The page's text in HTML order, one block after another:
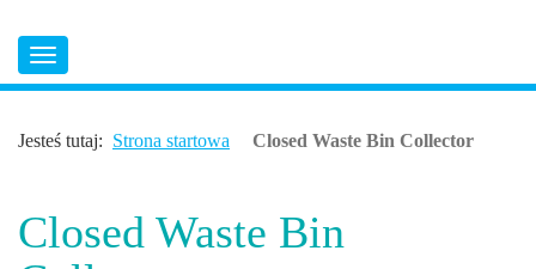
Jesteś tutaj: Strona startowa Closed Waste Bin Collector
Closed Waste Bin